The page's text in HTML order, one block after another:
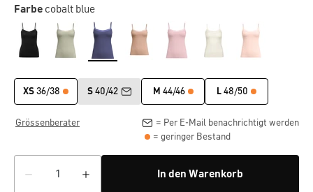
Farbe cobalt blue
XS 36/38 S40/42 M 44/46 L 48/50
Grössenberater
= Per E-Mail benachrichtigt werden
= geringer Bestand
In den Warenkorb